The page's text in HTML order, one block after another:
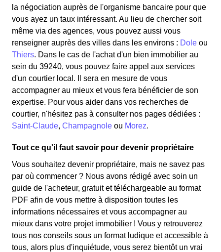
la négociation auprès de l'organisme bancaire pour que
vous ayez un taux intéressant. Au lieu de chercher soit
même via des agences, vous pouvez aussi vous
renseigner auprès des villes dans les environs : Dole ou
Thiers. Dans le cas de l'achat d'un bien immobilier au
sein du 39240, vous pouvez faire appel aux services
d'un courtier local. Il sera en mesure de vous
accompagner au mieux et vous fera bénéficier de son
expertise. Pour vous aider dans vos recherches de
courtier, n'hésitez pas à consulter nos pages dédiées :
Saint-Claude, Champagnole ou Morez.
Tout ce qu'il faut savoir pour devenir propriétaire
Vous souhaitez devenir propriétaire, mais ne savez pas
par où commencer ? Nous avons rédigé avec soin un
guide de l'acheteur, gratuit et téléchargeable au format
PDF afin de vous mettre à disposition toutes les
informations nécessaires et vous accompagner au
mieux dans votre projet immobilier ! Vous y retrouverez
tous nos conseils sous un format ludique et accessible à
tous, alors plus d'inquiétude, vous serez bientôt un vrai